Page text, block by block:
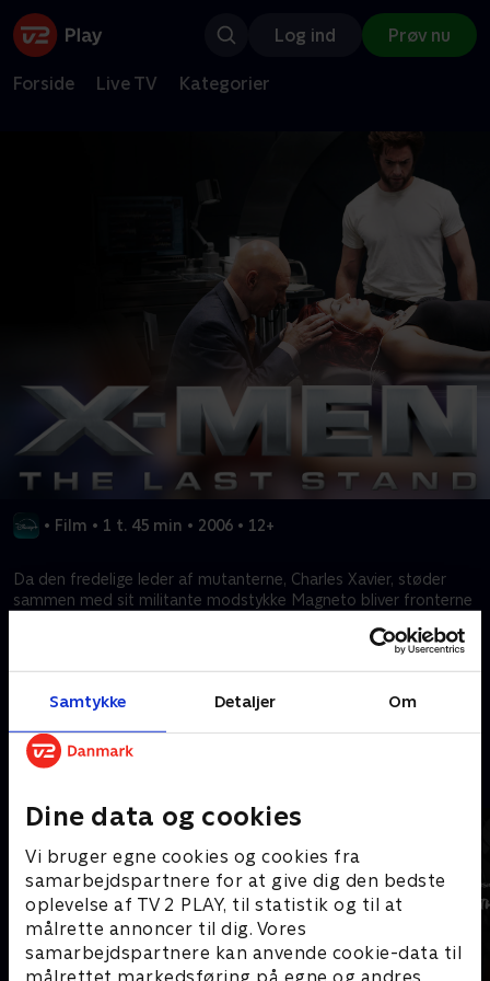
Samtykke Detaljer Om
Dine data og cookies
Vi bruger egne cookies og cookies fra
samarbejdspartnere for at give dig den bedste
oplevelse af TV 2 PLAY, til statistik og til at
målrette annoncer til dig. Vores
samarbejdspartnere kan anvende cookie-data til
Log ind Prøv nu
Forside Live TV Kategorier
• Film • 1 t. 45 min • 2006 • 12+
Da den fredelige leder af mutanterne, Charles Xavier, støder
sammen med sit militante modstykke Magneto bliver fronterne
Kræver tilkøb